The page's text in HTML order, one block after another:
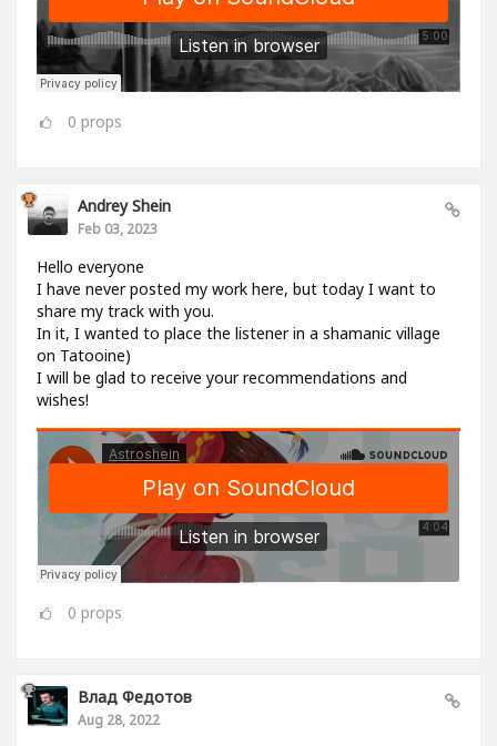
0 props
Andrey Shein
Feb 03, 2023
Hello everyone
I have never posted my work here, but today I want to
share my track with you.
In it, I wanted to place the listener in a shamanic village
on Tatooine)
I will be glad to receive your recommendations and
wishes!
0 props
Влад Федотов
Aug 28, 2022